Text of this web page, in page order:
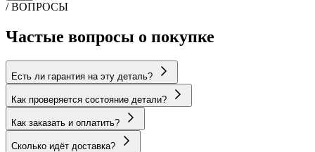
/ ВОПРОСЫ
Частые вопросы о покупке
Есть ли гарантия на эту деталь?
Как проверяется состояние детали?
Как заказать и оплатить?
Сколько идёт доставка?